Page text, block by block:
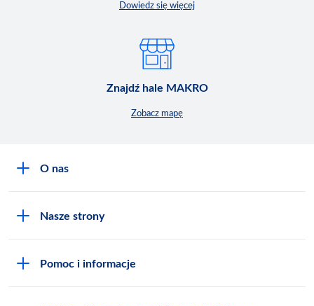
Dowiedz się więcej
Znajdź hale MAKRO
Zobacz mapę
O nas
Nasze strony
Pomoc i informacje